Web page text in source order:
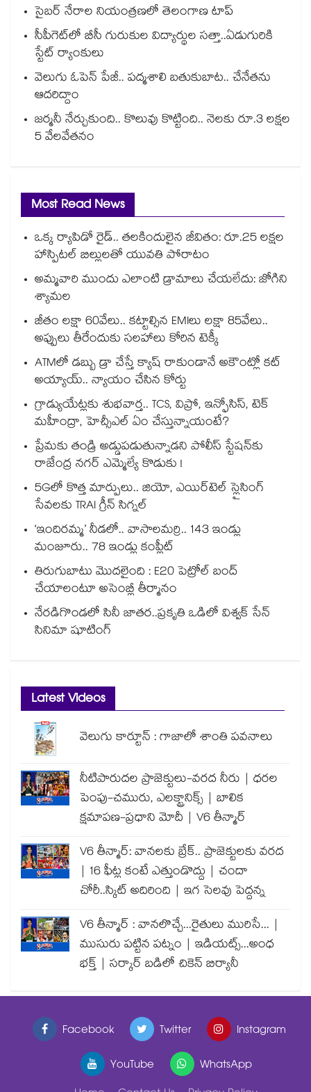
సైబర్ నేరాల నియంత్రణలో తెలంగాణ టాప్‌‌‌‌‌‌‌‌‌‌‌‌‌‌‌‌
సీపీగెట్‌‌‌‌‌‌‌‌‌‌‌‌‌‌‌‌లో బీసీ గురుకుల విద్యార్థుల సత్తా..ఏడుగురికి
స్టేట్‌‌‌‌‌‌‌‌‌‌‌‌‌‌‌‌ ర్యాంకులు
వెలుగు ఓపెన్ పేజీ.. పద్మశాలి బతుకుబాట.. చేనేతను
ఆదరిద్దాం
జర్మనీ నేర్చుకుంది.. కొలువు కొట్టింది.. నెలకు రూ.3 లక్షల
5 వేలవేతనం
Most Read News
ఒక్క ర్యాపిడో రైడ్.. తలకిందులైన జీవితం: రూ.25 లక్షల
హాస్పిటల్ బిల్లులతో యువతి పోరాటం
అమ్మవారి ముందు ఎలాంటి డ్రామాలు చేయలేదు: జోగిని
శ్యామల
జీతం లక్షా 60వేలు.. కట్టాల్సిన EMIలు లక్షా 85వేలు..
అప్పులు తీరేందుకు సలహాలు కోరిన టెక్కీ
ATMలో డబ్బు డ్రా చేస్తే క్యాష్ రాకుండానే అకౌంట్లో కట్
అయ్యాయ్.. న్యాయం చేసిన కోర్టు
గ్రాడ్యుయేట్లకు శుభవార్త.. TCS, విప్రో, ఇన్ఫోసిస్, టెక్
మహీంద్రా, హెచ్సీఎల్ ఏం చేస్తున్నాయంటే?
ప్రేమకు తండ్రి అడ్డుపడుతున్నాడని పోలీస్ స్టేషన్⁪కు
రాజేంద్ర నగర్ ఎమ్మెల్యే కొడుకు !
5Gలో కొత్త మార్పులు.. జియో, ఎయిర్‌టెల్ స్లైసింగ్
సేవలకు TRAI గ్రీన్ సిగ్నల్
‘ఇందిరమ్మ’ నీడలో.. వాసాలమర్రి.. 143 ఇండ్లు
మంజూరు.. 78 ఇండ్లు కంప్లీట్
తిరుగుబాటు మొదలైంది : E20 పెట్రోల్ బంద్
చేయాలంటూ అసెంబ్లీ తీర్మానం
నేరడిగొండలో సినీ జాతర..ప్రకృతి ఒడిలో విశ్వక్ సేన్
సినిమా షూటింగ్
Latest Videos
వెలుగు కార్టూన్ : గాజాలో శాంతి పవనాలు
నీటిపారుదల ప్రాజెక్టులు-వరద నీరు | ధరల
పెంపు-చమురు, ఎలక్ట్రానిక్స్ | బాలిక
క్షమాపణ-ప్రధాని మోదీ | V6 తీన్మార్
V6 తీన్మార్: వానలకు బ్రేక్.. ప్రాజెక్టులకు వరద
| 16 ఫీట్ల కంటే ఎత్తుండొద్దు | చందా
చోరీ..స్కిట్ అదిరింది | ఇగ సెలవు పెద్దన్న
V6 తీన్మార్ : వానలొచ్చే...రైతులు మురిసే... |
ముసురు పట్టిన పట్నం | ఇడియట్స్...అంధ
భక్త్ | సర్కార్ బడిలో చికెన్ బిర్యానీ
Facebook Twitter
Instagram
YouTube
WhatsApp